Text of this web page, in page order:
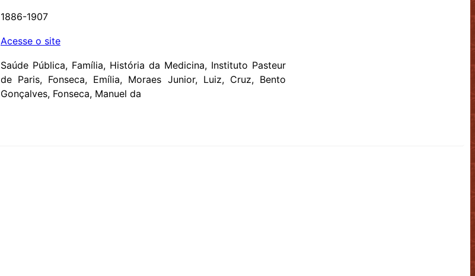
1886-1907
Acesse o site
Saúde Pública, Família, História da Medicina, Instituto Pasteur
de Paris, Fonseca, Emília, Moraes Junior, Luiz, Cruz, Bento
Gonçalves, Fonseca, Manuel da